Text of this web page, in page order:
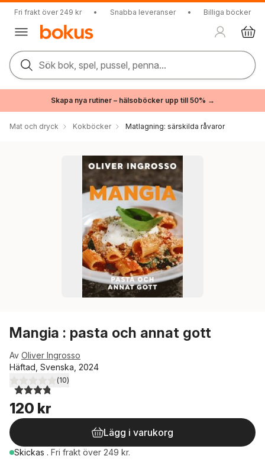
Fri frakt över 249 kr • Snabba leveranser • Billiga böcker
Sök bok, spel, pussel, penna...
Skapa nya rutiner – hälsoböcker upp till 50% →
Mat och dryck Kokböcker Matlagning: särskilda råvaror
Mangia : pasta och annat gott
Av Oliver Ingrosso
Häftad, Svenska, 2024
3,8utav 5 stjärnor. Totalt antal röster:
(10)
120 kr
Lägg i varukorg
Skickas . Fri frakt över 249 kr.